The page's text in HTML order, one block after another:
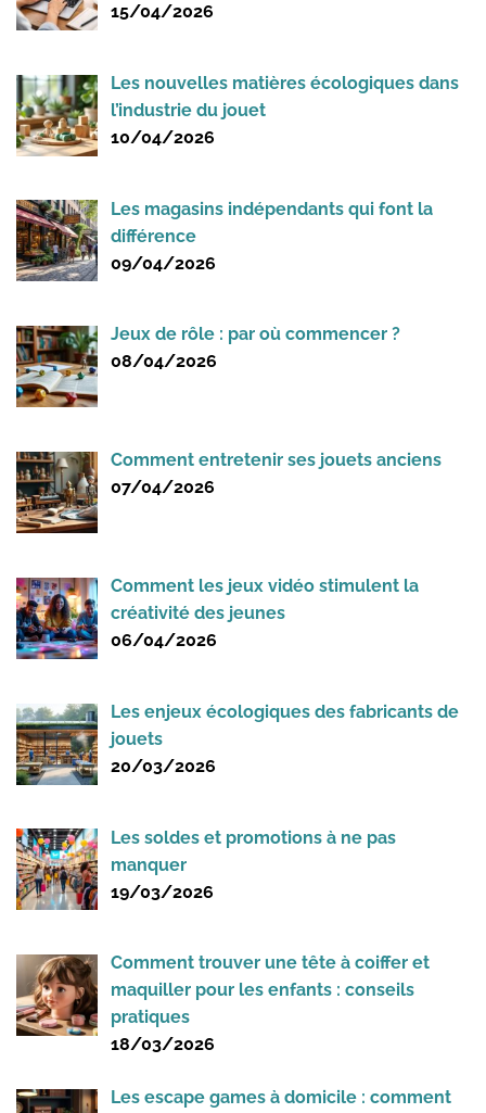
15/04/2026
Les nouvelles matières écologiques dans
l’industrie du jouet
10/04/2026
Les magasins indépendants qui font la
différence
09/04/2026
Jeux de rôle : par où commencer ?
08/04/2026
Comment entretenir ses jouets anciens
07/04/2026
Comment les jeux vidéo stimulent la
créativité des jeunes
06/04/2026
Les enjeux écologiques des fabricants de
jouets
20/03/2026
Les soldes et promotions à ne pas
manquer
19/03/2026
Comment trouver une tête à coiffer et
maquiller pour les enfants : conseils
pratiques
18/03/2026
Les escape games à domicile : comment